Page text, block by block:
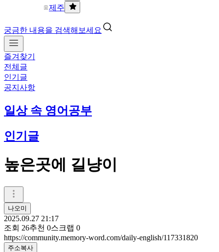
제주
궁금한 내용을 검색해보세요
즐겨찾기
전체글
인기글
공지사항
일상 속 영어공부
인기글
높은곳에 길냥이
나오미
2025.09.27 21:17
조회 26추천 0스크랩 0
https://community.memory-word.com/daily-english/117331820
주소복사